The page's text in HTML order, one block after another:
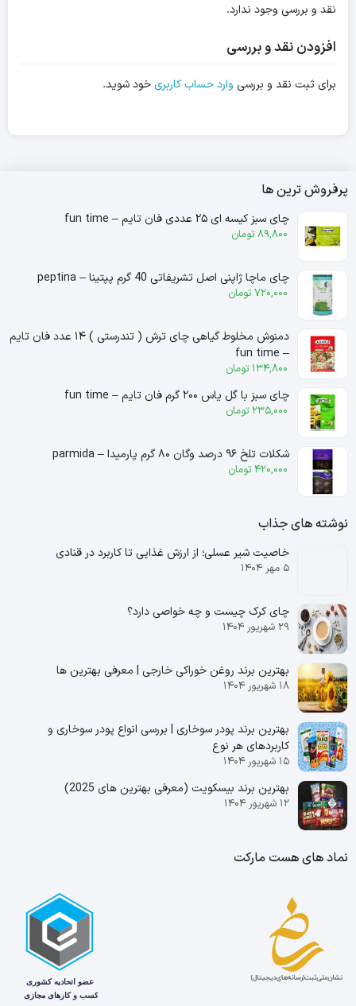
نقد و بررسی وجود ندارد.
افزودن نقد و بررسی
برای ثبت نقد و بررسی وارد حساب کاربریخود شوید.
پرفروش ترین ها
چای سبز کیسه ای ۲۵ عددی فان تایم – fun time
89,800 تومان
چای ماچا ژاپنی اصل تشریفاتی 40 گرم پپتینا – peptina
720,000 تومان
دمنوش مخلوط گیاهی چای ترش ( تندرستی ) ۱۴ عدد فان تایم
– fun time
134,800 تومان
چای سبز با گل یاس ۲۰۰ گرم فان تایم – fun time
235,000 تومان
شکلات تلخ ۹۶ درصد وگان ۸۰ گرم پارمیدا – parmida
420,000 تومان
نوشته های جذاب
خاصیت شیر عسلی؛ از ارزش غذایی تا کاربرد در قنادی
۵ مهر ۱۴۰۴
چای کرک چیست و چه خواصی دارد؟
۲۹ شهریور ۱۴۰۴
بهترین برند روغن خوراکی خارجی | معرفی بهترین ها
۱۸ شهریور ۱۴۰۴
بهترین برند پودر سوخاری | بررسی انواع پودر سوخاری و
کاربردهای هر نوع
۱۵ شهریور ۱۴۰۴
بهترین برند بیسکویت (معرفی بهترین‌ های 2025)
۱۲ شهریور ۱۴۰۴
نماد های هست مارکت